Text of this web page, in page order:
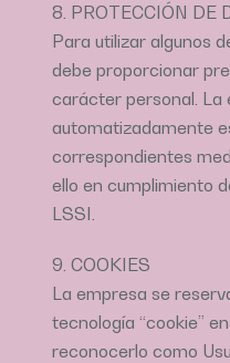
8. PROTECCIÓN DE
Para utilizar algunos
debe proporcionar
carácter personal. La
automatizadamente
correspondientes
ello en cumplimiento
LSSI.
9. COOKIES
La empresa se
tecnología “cookie”
reconocerlo como